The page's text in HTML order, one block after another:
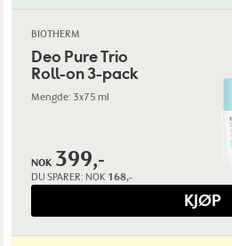
BIOTHERM
Deo Pure Trio
Roll-on 3-pack
Mengde: 3x75 ml
NOK 399,-
DU SPARER: NOK 168,-
KJØP